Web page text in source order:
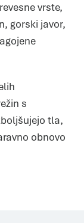
vrste,
gorski javor,
s
tla,
obnovo